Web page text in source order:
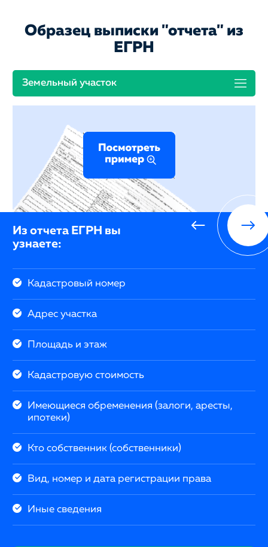
Образец выписки "отчета" из
ЕГРН
Земельный участок
Из отчета ЕГРН вы
узнаете:
Кадастровый номер
Адрес участка
Площадь и этаж
Кадастровую стоимость
Имеющиеся обременения (залоги, аресты,
ипотеки)
Кто собственник (собственники)
Вид, номер и дата регистрации права
Иные сведения